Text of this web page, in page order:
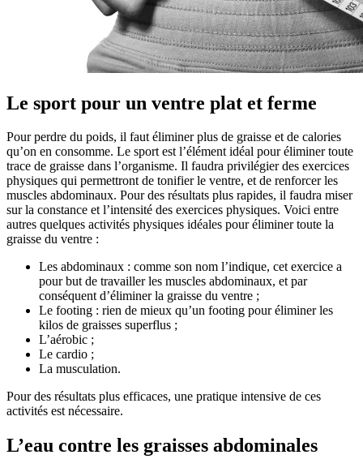
Le sport pour un ventre plat et ferme
Pour perdre du poids, il faut éliminer plus de graisse et de calories
qu’on en consomme. Le sport est l’élément idéal pour éliminer toute
trace de graisse dans l’organisme. Il faudra privilégier des exercices
physiques qui permettront de tonifier le ventre, et de renforcer les
muscles abdominaux. Pour des résultats plus rapides, il faudra miser
sur la constance et l’intensité des exercices physiques. Voici entre
autres quelques activités physiques idéales pour éliminer toute la
graisse du ventre :
Les abdominaux : comme son nom l’indique, cet exercice a
pour but de travailler les muscles abdominaux, et par
conséquent d’éliminer la graisse du ventre ;
Le footing : rien de mieux qu’un footing pour éliminer les
kilos de graisses superflus ;
L’aérobic ;
Le cardio ;
La musculation.
Pour des résultats plus efficaces, une pratique intensive de ces
activités est nécessaire.
L’eau contre les graisses abdominales